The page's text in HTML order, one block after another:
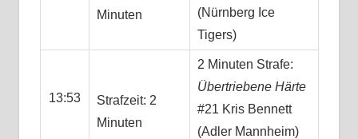
Minuten
(Nürnberg Ice
Tigers)
13:53
Strafzeit: 2
Minuten
2 Minuten Strafe:
Übertriebene Härte
#21 Kris Bennett
(Adler Mannheim)